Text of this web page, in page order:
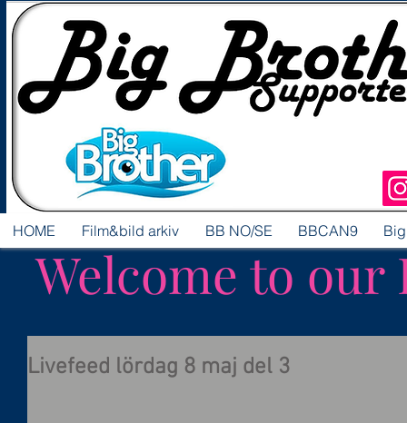
Welcome to our
HOME Film&bild arkiv BB NO/SE BBCAN9
Livefeed lördag 8 maj del 3